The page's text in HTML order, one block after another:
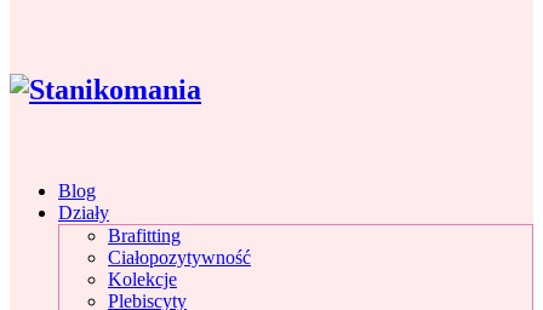
Blog
Działy
Brafitting
Ciałopozytywność
Kolekcje
Plebiscyty